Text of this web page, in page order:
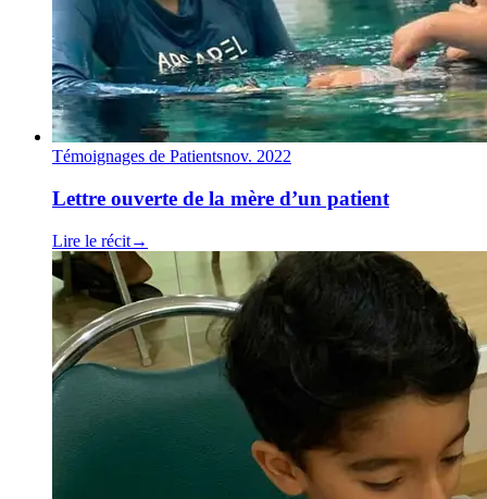
Témoignages de Patientsnov. 2022
Lettre ouverte de la mère d’un patient
Lire le récit→